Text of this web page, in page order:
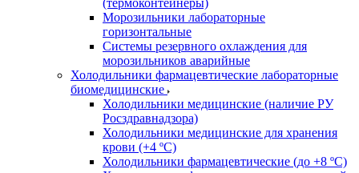
(термоконтейнеры)
Морозильники лабораторные
горизонтальные
Системы резервного охлаждения для
морозильников аварийные
Холодильники фармацевтические лабораторные
биомедицинские
Холодильники медицинские (наличие РУ
Росздравнадзора)
Холодильники медицинские для хранения
крови (+4 ºС)
Холодильники фармацевтические (до +8 ºС)